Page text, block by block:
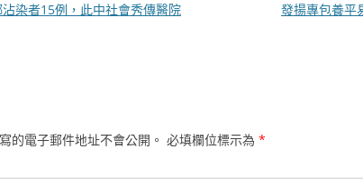
染者15例，此中社會秀傳醫院
發揚專包養平
的電子郵件地址不會公開。 必填欄位標示為 *